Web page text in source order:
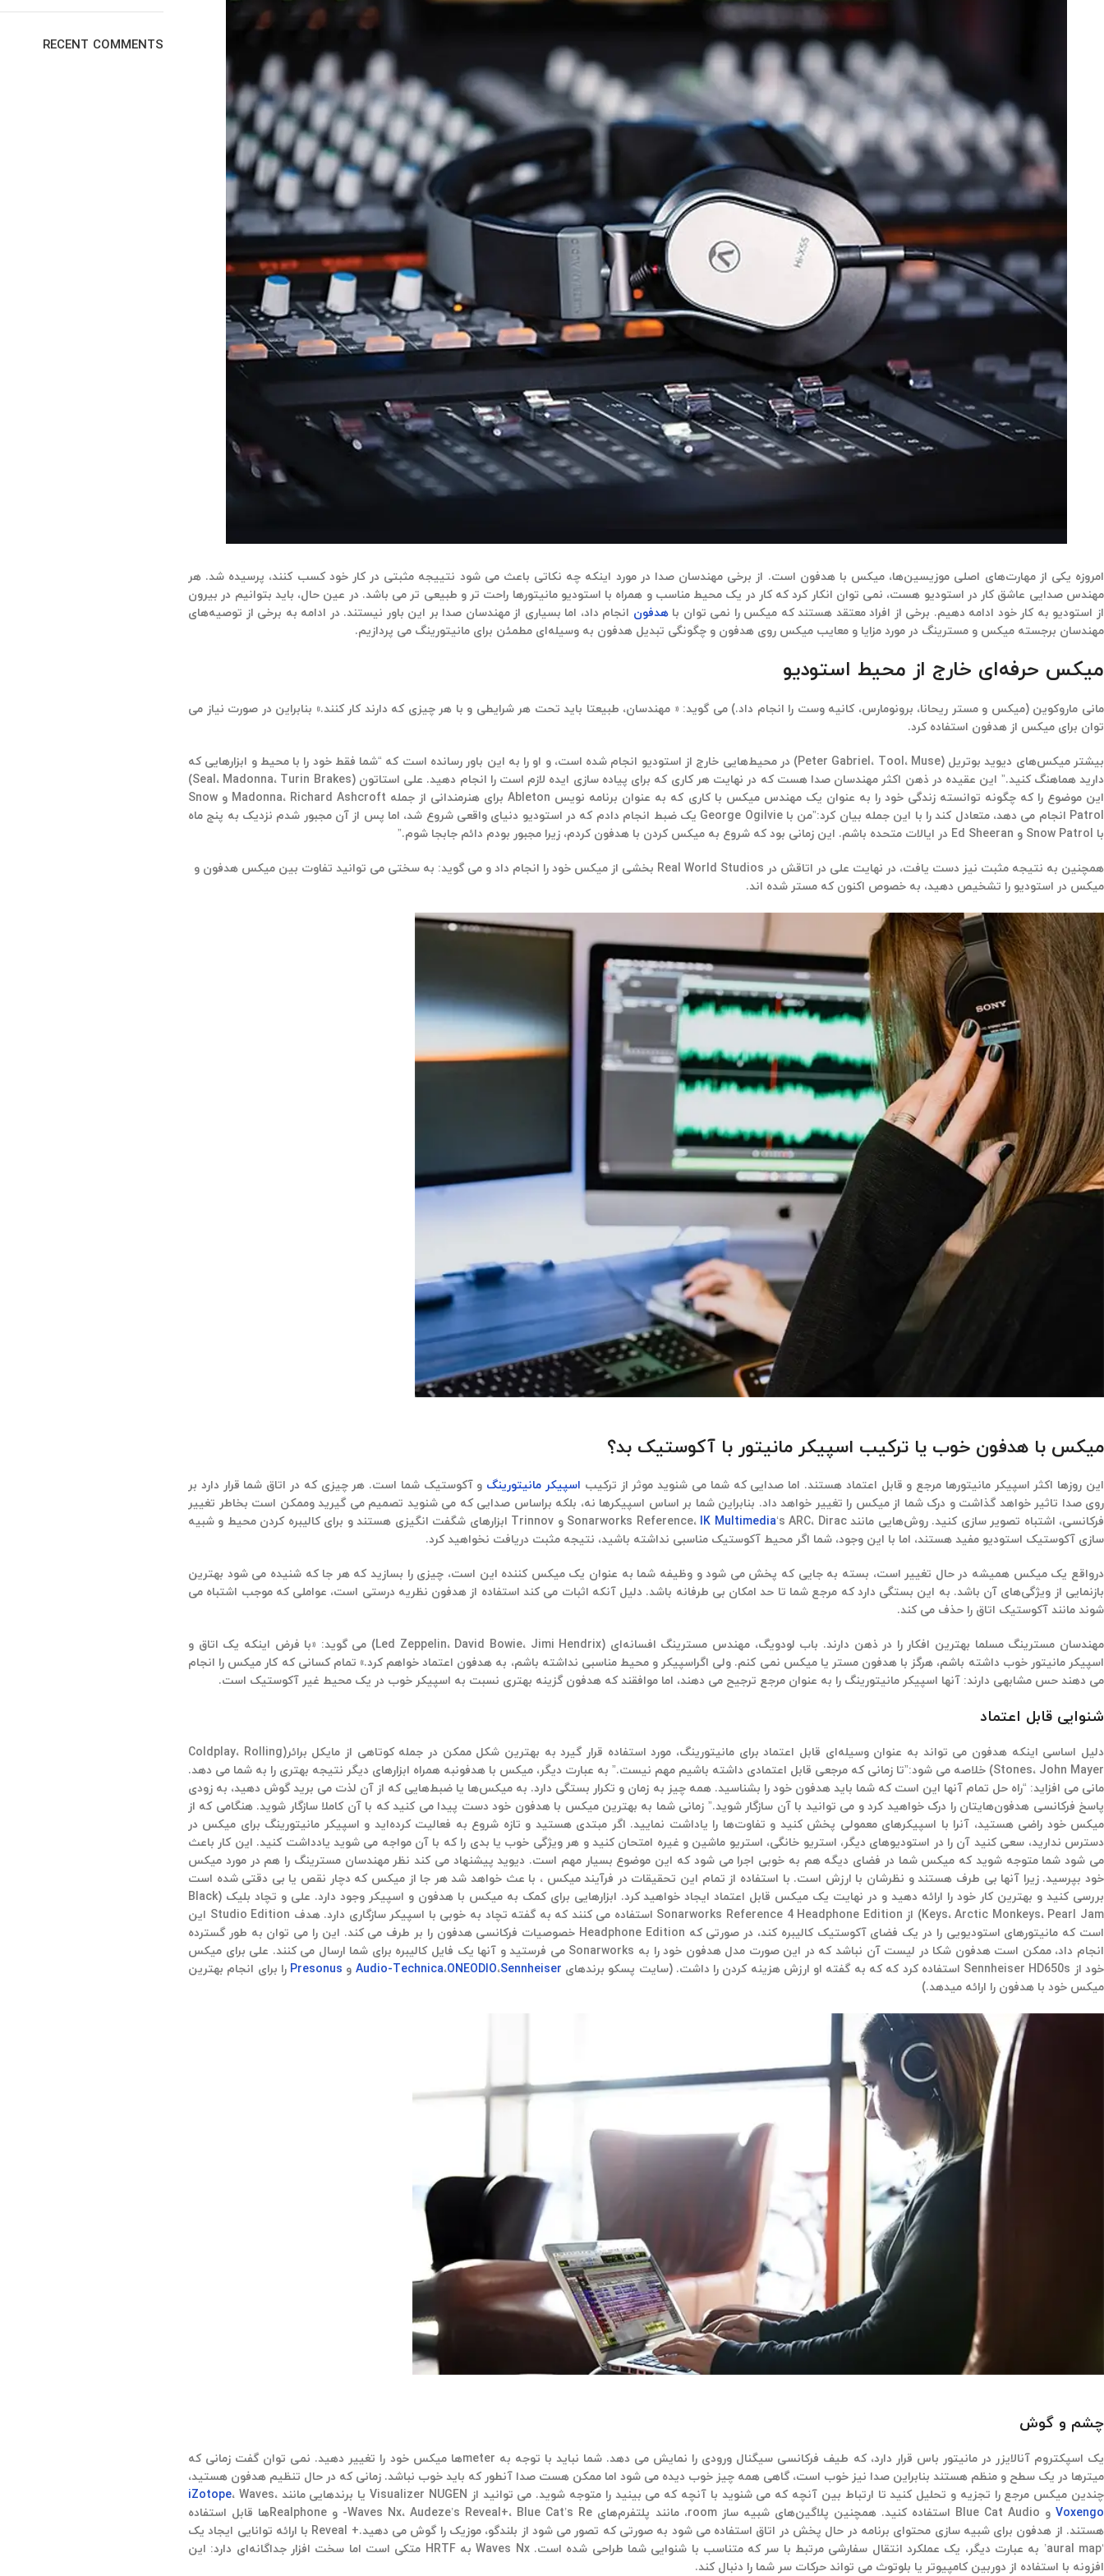
امروزه یکی از مهارت‌های اصلی موزیسین‌ها، میکس با هدفون است. از برخی مهندسان صدا در مورد اینکه چه نکاتی باعث می شود نتییجه مثبتی در کار خود کسب کنند، پرسیده شد. هر
مهندس صدایی عاشق کار در استودیو هست،‌ نمی توان انکار کرد که کار در یک محیط مناسب و همراه با استودیو مانیتورها راحت تر و طبیعی تر می باشد. در عین حال، باید بتوانیم در بیرون
از استودیو به کار خود ادامه دهیم. برخی از افراد معتقد هستند که میکس را نمی توان باهدفون انجام داد، اما بسیاری از مهندسان صدا بر این باور نیستند. در ادامه به برخی از توصیه‌های
مهندسان برجسته میکس و مسترینگ در مورد مزایا و معایب میکس روی هدفون و چگونگی تبدیل هدفون به وسیله‌ای مطمئن برای مانیتورینگ می پردازیم.
میکس حرفه‌ای خارج از محیط استودیو
مانی ماروکوین (میکس و مستر ریحانا، برونومارس، کانیه وست را انجام داد.) می گوید: « مهندسان، طبیعتا باید تحت هر شرایطی و با هر چیزی که دارند کار کنند.» بنابراین در صورت نیاز می
توان برای میکس از هدفون استفاده کرد.
بیشتر میکس‌های دیوید بوتریل (Peter Gabriel، Tool، Muse) در محیط‌هایی خارج از استودیو انجام شده است، و او را به این باور رسانده است که “شما فقط خود را با محیط و ابزارهایی که
دارید هماهنگ کنید.” این عقیده در ذهن اکثر مهندسان صدا هست که در نهایت هر کاری که برای پیاده سازی ایده لازم است را انجام دهید. علی استاتون (Seal، Madonna، Turin Brakes)
این موضوع را که چگونه توانسته زندگی خود را به عنوان یک مهندس میکس با کاری که به عنوان برنامه نویس Ableton برای هنرمندانی از جمله Madonna، Richard Ashcroft و Snow
Patrol انجام می دهد، متعادل کند را با این جمله بیان کرد:”من با George Ogilvie یک ضبط انجام دادم که در استودیو دنیای واقعی شروع شد، اما پس از آن مجبور شدم نزدیک به پنج ماه
با Snow Patrol و Ed Sheeran در ایالات متحده باشم. این زمانی بود که شروع به میکس کردن با هدفون کردم، زیرا مجبور بودم دائم جابجا شوم.”
همچنین به نتیجه مثبت نیز دست یافت، در نهایت علی در اتاقش در Real World Studios بخشی از میکس خود را انجام داد و می گوید: به سختی می توانید تفاوت بین میکس هدفون و
میکس در استودیو را تشخیص دهید، به خصوص اکنون که مستر شده اند.
میکس با هدفون خوب یا ترکیب اسپیکر مانیتور با آکوستیک بد؟
این روزها اکثر اسپیکر مانیتورها مرجع و قابل اعتماد هستند. اما صدایی که شما می شنوید موثر از ترکیب اسپیکر مانیتورینگ و آکوستیک شما است. هر چیزی که در اتاق شما قرار دارد بر
روی صدا تاثیر خواهد گذاشت و درک شما از میکس را تغییر خواهد داد. بنابراین شما بر اساس اسپیکرها نه، بلکه براساس صدایی که می شنوید تصمیم می گیرید وممکن است بخاطر تغییر
فرکانسی، اشتباه تصویر سازی کنید. روش‌هایی مانند Sonarworks Reference،
IK Multimedia
‘s ARC، Dirac و Trinnov ابزارهای شگفت انگیزی هستند و برای کالیبره کردن محیط و شبیه
سازی آکوستیک استودیو مفید هستند، اما با این وجود، شما اگر محیط آکوستیک مناسبی نداشته باشید، نتیجه مثبت دریافت نخواهید کرد.
درواقع یک میکس همیشه در حال تغییر است، بسته به جایی که پخش می شود و وظیفه شما به عنوان یک میکس کننده این است، چیزی را بسازید که هر جا که شنیده می شود بهترین
بازنمایی از ویژگی‌های آن باشد. به این بستگی دارد که مرجع شما تا حد امکان بی طرفانه باشد. دلیل آنکه اثبات می کند استفاده از هدفون نظریه درستی است، عواملی که موجب اشتباه می
شوند مانند آکوستیک اتاق را حذف می کند.
مهندسان مسترینگ مسلما بهترین افکار را در ذهن دارند. باب لودویگ، مهندس مسترینگ افسانه‌ای (Led Zeppelin، David Bowie، Jimi Hendrix) می گوید: «با فرض اینکه یک اتاق و
اسپیکر مانیتور خوب داشته باشم، هرگز با هدفون مستر یا میکس نمی کنم. ولی اگراسپیکر و محیط مناسبی نداشته باشم، به هدفون اعتماد خواهم کرد.» تمام کسانی که کار میکس را انجام
می دهند حس مشابهی دارند: آنها اسپیکر مانیتورینگ را به عنوان مرجع ترجیح می دهند، اما موافقند که هدفون گزینه بهتری نسبت به اسپیکر خوب در یک محیط غیر آکوستیک است.
شنوایی قابل اعتماد
دلیل اساسی اینکه هدفون می تواند به عنوان وسیله‌ای قابل اعتماد برای مانیتورینگ، مورد استفاده قرار گیرد به بهترین شکل ممکن در جمله کوتاهی از مایکل برائر(Coldplay، Rolling
Stones، John Mayer) خلاصه می شود:”تا زمانی که مرجعی قابل اعتمادی داشته باشیم مهم نیست.” به عبارت دیگر، میکس با هدفونبه همراه ابزارهای دیگر نتیجه بهتری را به شما می دهد.
مانی می افزاید: “راه حل تمام آنها این است که شما باید هدفون خود را بشناسید. همه چیز به زمان و تکرار بستگی دارد. به میکس‌ها یا ضبط‌هایی که از آن لذت می برید گوش دهید، به زودی
پاسخ فرکانسی هدفون‌هایتان را درک خواهید کرد و می توانید با آن سازگار شوید.” زمانی شما به بهترین میکس با هدفون خود دست پیدا می کنید که با آن کاملا سازگار شوید. هنگامی که از
میکس خود راضی هستید، آنرا با اسپیکرهای معمولی پخش کنید و تفاوت‌ها را یاداشت نمایید. اگر مبتدی هستید و تازه شروع به فعالیت کرده‌اید و اسپیکر مانیتورینگ برای میکس در
دسترس ندارید، سعی کنید آن را در استودیوهای دیگر، استریو خانگی، استریو ماشین و غیره امتحان کنید و هر ویژگی خوب یا بدی را که با آن مواجه می شوید یادداشت کنید. این کار باعث
می شود شما متوجه شوید که میکس شما در فضای دیگه هم به خوبی اجرا می شود که این موضوع بسیار مهم است. دیوید پیشنهاد می کند نظر مهندسان مسترینگ را هم در مورد میکس
خود بپرسید. زیرا آنها بی طرف هستند و نظرشان با ارزش است. با استفاده از تمام این تحقیقات در فرآیند میکس ، با عث خواهد شد هر جا از میکس که دچار نقص یا بی دقتی شده است
بررسی کنید و بهترین کار خود را ارائه دهید و در نهایت یک میکس قابل اعتماد ایجاد خواهید کرد. ابزارهایی برای کمک به میکس با هدفون و اسپیکر وجود دارد. علی و تچاد بلیک (Black
Keys، Arctic Monkeys، Pearl Jam) از Sonarworks Reference 4 Headphone Edition استفاده می کنند که به گفته تچاد به خوبی با اسپیکر سازگاری دارد. هدف Studio Edition این
است که مانیتورهای استودیویی را در یک فضای آکوستیک کالیبره کند، در صورتی که Headphone Edition خصوصیات فرکانسی هدفون را بر طرف می کند. این را می توان به طور گسترده
انجام داد، ممکن است هدفون شکا در لیست آن نباشد که در این صورت مدل هدفون خود را به Sonarworks می فرستید و آنها یک فایل کالیبره برای شما ارسال می کنند. علی برای میکس
خود از Sennheiser HD650s استفاده کرد که که به گفته او ارزش هزینه کردن را داشت. (سایت پسکو برندهای
Audio-Technica،ONEODIO،Sennheiser و Presonus را برای انجام بهترین
میکس خود با هدفون را ارائه میدهد.)
چشم و گوش
یک اسپکتروم آنالایزر در مانیتور باس قرار دارد، که طیف فرکانسی سیگنال ورودی را نمایش می دهد. شما نباید با توجه به meterها میکس خود را تغییر دهید. نمی توان گفت زمانی که
میترها در یک سطح و منظم هستند بنابراین صدا نیز خوب است، گاهی همه چیز خوب دیده می شود اما ممکن هست صدا آنطور که باید خوب نباشد. زمانی که در حال تنظیم هدفون هستید،
چندین میکس مرجع را تجزیه و تحلیل کنید تا ارتباط بین آنچه که می شنوید با آنچه که می بینید را متوجه شوید. می توانید از Visualizer NUGEN یا برندهایی مانند
iZotope، Waves،
Voxengo
و Blue Cat Audio استفاده کنید. همچنین پلاگین‌های شبیه ساز room، مانند پلتفرم‌های Waves Nx، Audeze’s Reveal+، Blue Cat’s Re- و Realphone‌ها قابل استفاده
هستند. از هدفون برای شبیه سازی محتوای برنامه در حال پخش در اتاق استفاده می شود به صورتی که تصور می شود از بلندگو، موزیک را گوش می دهید.+ Reveal با ارائه توانایی ایجاد یک
‘aural map’ به عبارت دیگر، یک عملکرد انتقال سفارشی مرتبط با سر که متناسب با شنوایی شما طراحی شده است. Waves Nx به HRTF متکی است اما سخت افزار جداگانه‌ای دارد: این
افزونه با استفاده از دوربین کامپیوتر یا بلوتوث می تواند حرکات سر شما را دنبال کند.
RECENT COMMENTS